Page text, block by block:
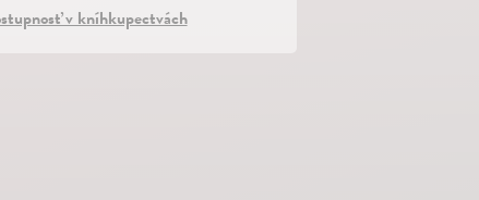
v kníhkupectvách